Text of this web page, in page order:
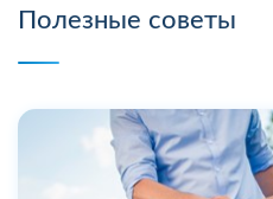
Полезные советы